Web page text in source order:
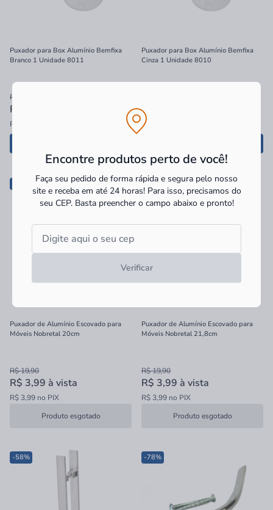
Encontre produtos perto de você!
Faça seu pedido de forma rápida e segura pelo nosso
site e receba em até 24 horas! Para isso, precisamos do
seu CEP. Basta preencher o campo abaixo e pronto!
Verificar
Puxador para Box Alumínio Bemfixa
Branco 1 Unidade 8011
R$ 40,90
R$ 29,21
R$ 29,21 no PIX
Puxador para Box Alumínio Bemfixa
Cinza 1 Unidade 8010
R$ 25,86
R$ 25,86 no PIX
Puxador de Alumínio Escovado para
Móveis Nobretal 20cm
R$ 19,90
R$ 3,99 à vista
R$ 3,99 no PIX
Produto esgotado
-80%
Puxador de Alumínio Escovado para
Móveis Nobretal 21,8cm
R$ 19,90
R$ 3,99 à vista
R$ 3,99 no PIX
Produto esgotado
-58% -78%